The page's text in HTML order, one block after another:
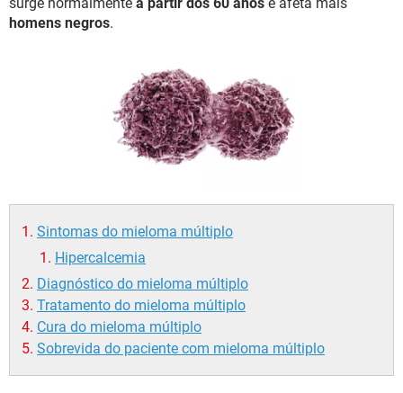
homens negros.
Sintomas do mieloma múltiplo
Hipercalcemia
Diagnóstico do mieloma múltiplo
Tratamento do mieloma múltiplo
Cura do mieloma múltiplo
Sobrevida do paciente com mieloma múltiplo